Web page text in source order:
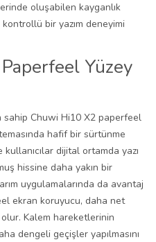
oluşabilen kayganlık
bir yazım deneyimi
Yüzey
sahip Chuwi Hi10 X2 paperfeel
hafif bir sürtünme
dijital ortamda yazı
hissine daha yakın bir
uygulamalarında da avantaj
ekran koruyucu, daha net
olur. Kalem hareketlerinin
dengeli geçişler yapılmasını